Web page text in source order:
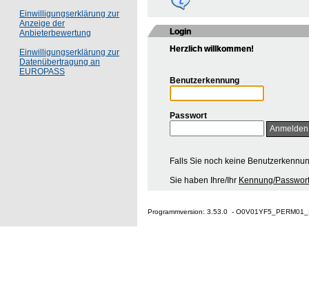
Einwilligungserklärung zur
Anzeige der
Anbieterbewertung
Einwilligungserklärung zur
Datenübertragung an
EUROPASS
Login
Herzlich willkommen!
Benutzerkennung
Passwort
Falls Sie noch keine
Sie haben Ihre/Ihr Kennung/
Programmversion: 3.53.0 -